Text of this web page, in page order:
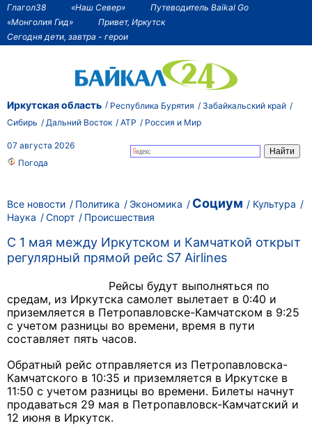
Глагол38 «Наш Север»
Путеводитель Baikal Go
«Монголия Гид»
Привет, Иркутск
Сегодня дети, завтра - герои
Иркутская область Республика Бурятия
Забайкальский край
Сибирь
Дальний Восток АТР Россия и Мир
07 августа 2026
Погода
Все новости Политика Экономика Социум
Культура
Наука
Спорт Происшествия
С 1 мая между Иркутском и Камчаткой открыт
регулярный прямой рейс S7 Airlines
Рейсы будут выполняться по
средам, из Иркутска самолет вылетает в 0:40 и
приземляется в Петропавловске-Камчатском в 9:25
с учетом разницы во времени, время в пути
составляет пять часов.
Обратный рейс отправляется из Петропавловска-
Камчатского в 10:35 и приземляется в Иркутске в
11:50 с учетом разницы во времени. Билеты начнут
продаваться 29 мая в Петропавловск-Камчатский и
12 июня в Иркутск.